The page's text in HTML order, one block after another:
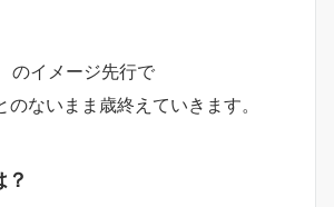
のイメージ先行で
のないまま歳終えていきます。
？